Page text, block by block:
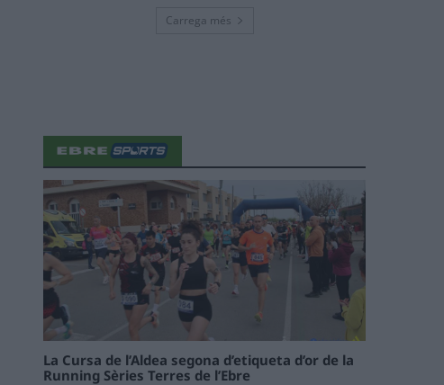
Carrega més
La Cursa de l’Aldea segona d’etiqueta d’or de la
Running Sèries Terres de l’Ebre